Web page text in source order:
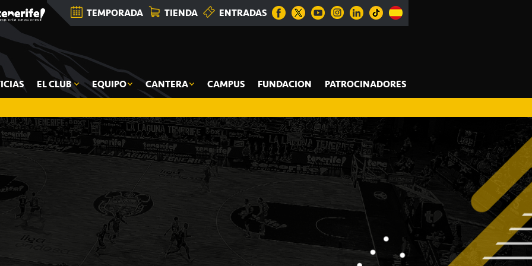
TEMPORADA TIENDA ENTRADAS
EL CLUB EQUIPO CANTERA CAMPUS FUNDACION PATROCINADORES